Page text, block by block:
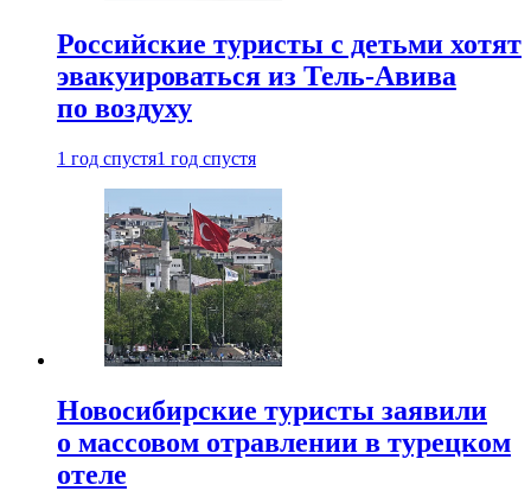
Российские туристы с детьми хотят
эвакуироваться из Тель-Авива
по воздуху
1 год спустя1 год спустя
Новосибирские туристы заявили
о массовом отравлении в турецком
отеле